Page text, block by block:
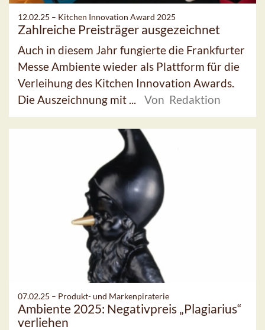
12.02.25 – Kitchen Innovation Award 2025
Zahlreiche Preisträger ausgezeichnet
Auch in diesem Jahr fungierte die Frankfurter
Messe Ambiente wieder als Plattform für die
Verleihung des Kitchen Innovation Awards.
Die Auszeichnung mit ...
Von Redaktion
07.02.25 – Produkt- und Markenpiraterie
Ambiente 2025: Negativpreis „Plagiarius“
verliehen